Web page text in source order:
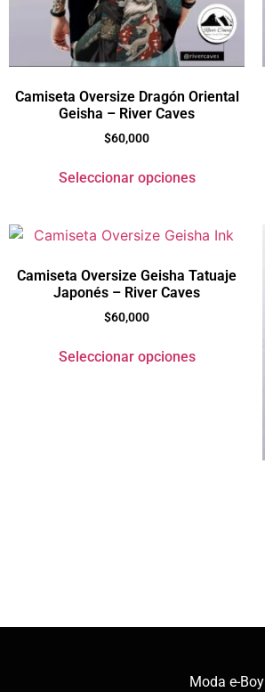
Camiseta Oversize Dragón Oriental
Geisha – River Caves
$60,000
Seleccionar opciones
Camiseta Oversize Geisha Tatuaje
Japonés – River Caves
$60,000
Seleccionar opciones
Moda e-Boy